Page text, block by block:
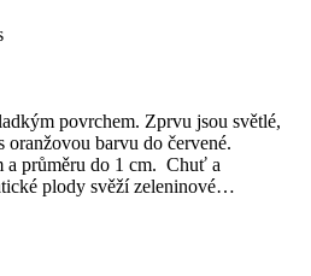
povrchem. Zprvu jsou světlé,
oranžovou barvu do červené.
a průměru do 1 cm. Chuť a
plody svěží zeleninové…